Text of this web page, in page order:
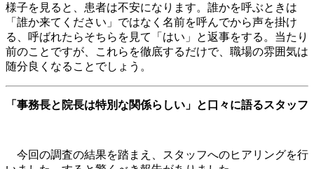
様子を見ると、患者は不安になります。誰かを呼ぶときは
「誰か来てください」ではなく名前を呼んでから声を掛け
る、呼ばれたらそちらを見て「はい」と返事をする。当たり
前のことですが、これらを徹底するだけで、職場の雰囲気は
随分良くなることでしょう。
「事務長と院長は特別な関係らしい」と口々に語るスタッフ
今回の調査の結果を踏まえ、スタッフへのヒアリングを行